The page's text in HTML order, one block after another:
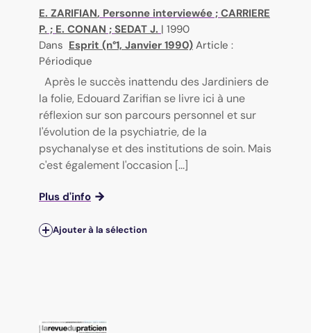
E. ZARIFIAN, Personne interviewée ; CARRIERE
P. ; E. CONAN ; SEDAT J. | 1990
Dans Esprit (n°1, Janvier 1990) Article :
Périodique
Après le succès inattendu des Jardiniers de
la folie, Edouard Zarifian se livre ici à une
réflexion sur son parcours personnel et sur
l'évolution de la psychiatrie, de la
psychanalyse et des institutions de soin. Mais
c'est également l'occasion [...]
Plus d'info
Ajouter à la sélection